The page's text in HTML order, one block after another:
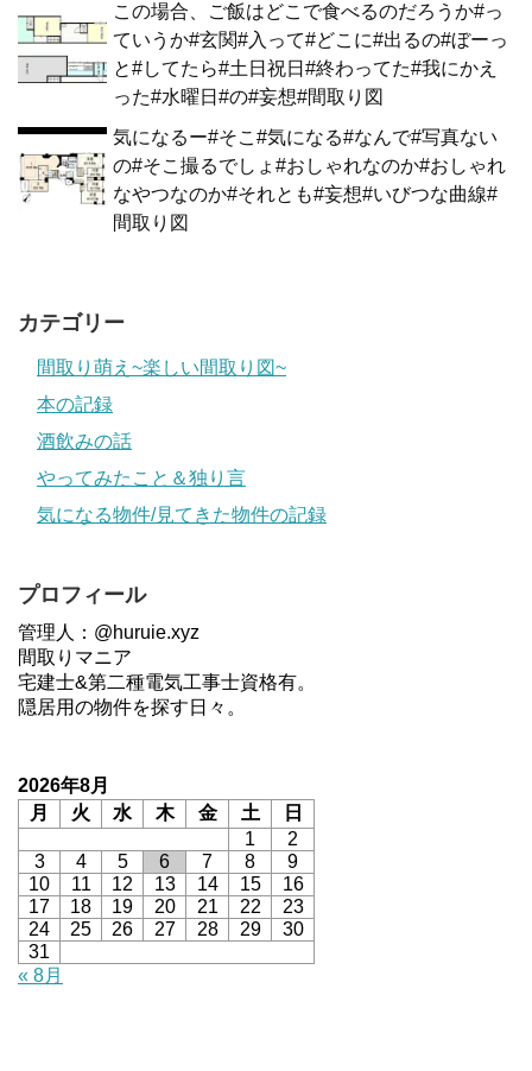
この場合、ご飯はどこで食べるのだろうか#っ
ていうか#玄関#入って#どこに#出るの#ぼーっ
と#してたら#土日祝日#終わってた#我にかえ
った#水曜日#の#妄想#間取り図
気になるー#そこ#気になる#なんで#写真ない
の#そこ撮るでしょ#おしゃれなのか#おしゃれ
なやつなのか#それとも#妄想#いびつな曲線#
間取り図
カテゴリー
間取り萌え~楽しい間取り図~
本の記録
酒飲みの話
やってみたこと＆独り言
気になる物件/見てきた物件の記録
プロフィール
管理人：@huruie.xyz
間取りマニア
宅建士&第二種電気工事士資格有。
隠居用の物件を探す日々。
2026年8月
月
火 水 木 金 土
日
1
2
3
4 5 6 7 8
9
10
11 12 13 14 15
16
17
18 19 20 21 22
23
24
25 26 27 28 29
30
31
« 8月